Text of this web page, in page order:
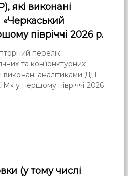
які виконані
півріччі 2026 р.
перелік
та кон’юнктурних
аналітиками ДП
у першому півріччі 2026
(у тому числі